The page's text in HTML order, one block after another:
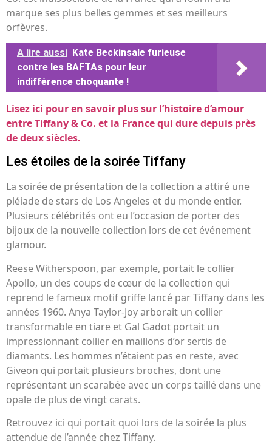
marque ses plus belles gemmes et ses meilleurs
orfèvres.
A lire aussi Kate Beckinsale furieuse
contre les BAFTAs pour leur
indifférence choquante !
Lisez ici pour en savoir plus sur l’histoire d’amour
entre Tiffany & Co. et la France qui dure depuis près
de deux siècles.
Les étoiles de la soirée Tiffany
La soirée de présentation de la collection a attiré une
pléiade de stars de Los Angeles et du monde entier.
Plusieurs célébrités ont eu l’occasion de porter des
bijoux de la nouvelle collection lors de cet événement
glamour.
Reese Witherspoon, par exemple, portait le collier
Apollo, un des coups de cœur de la collection qui
reprend le fameux motif griffe lancé par Tiffany dans les
années 1960. Anya Taylor-Joy arborait un collier
transformable en tiare et Gal Gadot portait un
impressionnant collier en maillons d’or sertis de
diamants. Les hommes n’étaient pas en reste, avec
Giveon qui portait plusieurs broches, dont une
représentant un scarabée avec un corps taillé dans une
opale de plus de vingt carats.
Retrouvez ici qui portait quoi lors de la soirée la plus
attendue de l’année chez Tiffany.